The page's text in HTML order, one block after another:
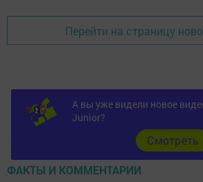
Перейти на страницу
ФАКТЫ И КОММЕНТАРИИ
А вы уже видели новое
Junior?
Cмотреть